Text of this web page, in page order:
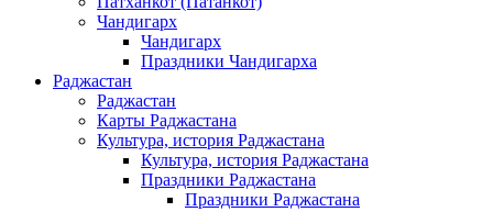
Чандигарх
Чандигарх
Праздники Чандигарха
Раджастан
Раджастан
Карты Раджастана
Культура, история Раджастана
Культура, история Раджастана
Праздники Раджастана
Праздники Раджастана